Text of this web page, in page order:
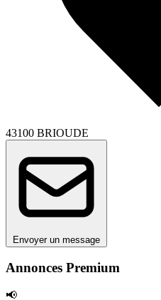
Annonces Premium
📢
43100 BRIOUDE
Envoyer un message